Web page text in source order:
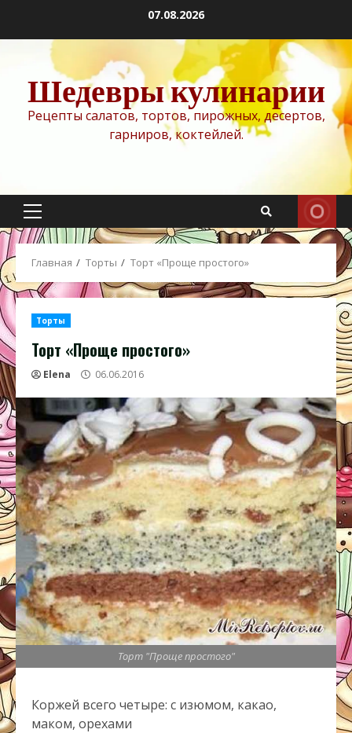
содержимому
07.08.2026
Шедевры кулинарии
Рецепты салатов, тортов, пирожных, десертов,
гарниров, коктейлей.
Основное
меню
Главная Торты Торт «Проще простого»
Торты
Торт «Проще простого»
Elena 06.06.2016
Торт "Проще простого"
Коржей всего четыре: с изюмом, какао,
маком, орехами